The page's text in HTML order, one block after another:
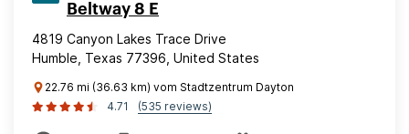
Beltway 8 E
4819 Canyon Lakes Trace Drive
Humble, Texas 77396, United States
22.76 mi (36.63 km) vom Stadtzentrum Dayton
4.71
(535 reviews)